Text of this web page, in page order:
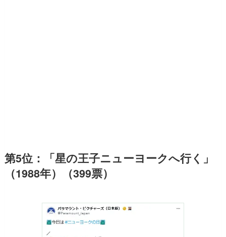
第5位：「星の王子ニューヨークへ行く」
（1988年）（399票）